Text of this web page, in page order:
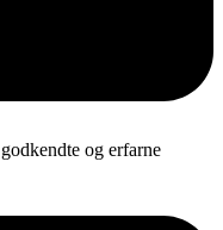
og erfarne